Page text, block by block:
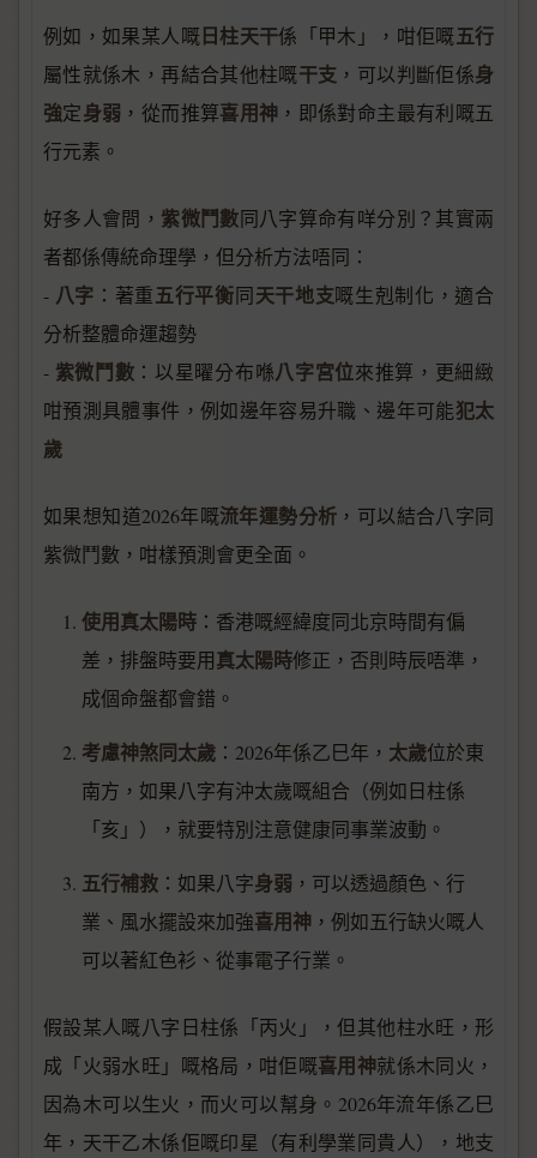
例如，如果某人嘅日柱天干係「甲木」，咁佢嘅五行
屬性就係木，再結合其他柱嘅干支 ，可以判斷佢係身
強定身弱 ，從而推算喜用神 ，即係對命主最有利嘅五
行元素。
好多人會問， 紫微鬥數同八字算命有咩分別？其實兩
者都係傳統命理學，但分析方法唔同：
- 八字 ：著重五行平衡同天干地支嘅生剋制化，適合
分析整體命運趨勢
- 紫微鬥數 ：以星曜分布喺八字宮位來推算，更細緻
咁預測具體事件，例如邊年容易升職、邊年可能犯太
歲
如果想知道2026年嘅流年運勢分析 ，可以結合八字同
紫微鬥數，咁樣預測會更全面。
使用真太陽時 ：香港嘅經緯度同北京時間有偏
差，排盤時要用真太陽時修正，否則時辰唔準，
成個命盤都會錯。
考慮神煞同太歲 ：2026年係乙巳年， 太歲位於東
南方，如果八字有沖太歲嘅組合（例如日柱係
「亥」），就要特別注意健康同事業波動。
五行補救 ：如果八字身弱 ，可以透過顏色、行
業、風水擺設來加強喜用神 ，例如五行缺火嘅人
可以著紅色衫、從事電子行業。
假設某人嘅八字日柱係「丙火」，但其他柱水旺，形
成「火弱水旺」嘅格局，咁佢嘅喜用神就係木同火，
因為木可以生火，而火可以幫身。2026年流年係乙巳
年，天干乙木係佢嘅印星（有利學業同貴人），地支